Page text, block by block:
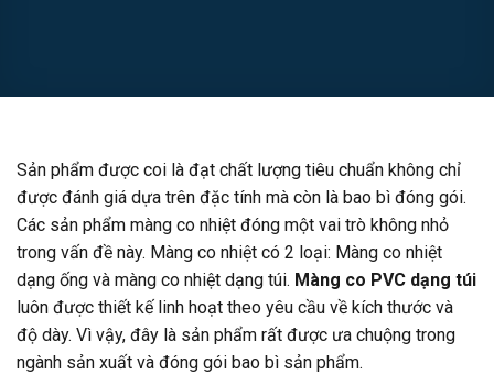
Sản phẩm được coi là đạt chất lượng tiêu chuẩn không chỉ
được đánh giá dựa trên đặc tính mà còn là bao bì đóng gói.
Các sản phẩm màng co nhiệt đóng một vai trò không nhỏ
trong vấn đề này. Màng co nhiệt có 2 loại: Màng co nhiệt
dạng ống và màng co nhiệt dạng túi. Màng co PVC dạng túi
luôn được thiết kế linh hoạt theo yêu cầu về kích thước và
độ dày. Vì vậy, đây là sản phẩm rất được ưa chuộng trong
ngành sản xuất và đóng gói bao bì sản phẩm.